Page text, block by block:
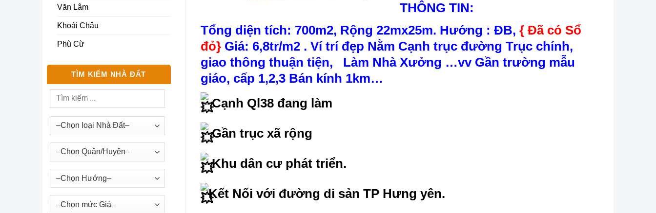
Văn Lâm
Khoái Châu
Phù Cừ
TÌM KIẾM NHÀ ĐẤT
THÔNG TIN:
Tổng diện tích: 700m2, Rộng 22mx25m. Hướng : ĐB, { Đã có Sổ
đỏ}Giá: 6,8tr/m2 . Ví trí đẹp Nằm Cạnh trục đường Trục chính,
giao thông thuận tiện, Làm Nhà Xưởng …vv Gần trường mẫu
giáo, cấp 1,2,3 Bán kính 1km…
Cạnh Ql38 đang làm
Gần trục xã rộng
Khu dân cư phát triển.
Kết Nối với đường di sản TP Hưng yên.